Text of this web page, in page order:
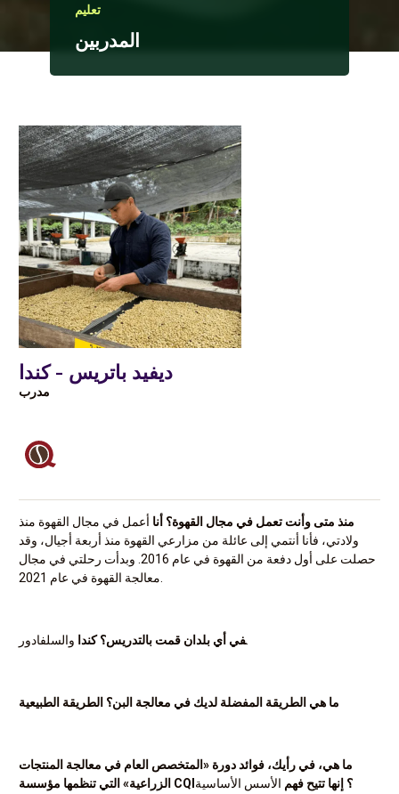
تعليم
المدربين
ديفيد باتريس - كندا
مدرب
منذ متى وأنت تعمل في مجال القهوة؟ أنا أعمل في مجال القهوة منذ
ولادتي، فأنا أنتمي إلى عائلة من مزارعي القهوة منذ أربعة أجيال، وقد
حصلت على أول دفعة من القهوة في عام 2016. وبدأت رحلتي في مجال
معالجة القهوة في عام 2021.
‍في أي بلدان قمت بالتدريس؟ كنداوالسلفادور.
ما هي الطريقة المفضلة لديك في معالجة البن؟ الطريقة الطبيعية
ما هي، في رأيك، فوائد دورة «المتخصص العام في معالجة المنتجات
الزراعية» التي تنظمها مؤسسة CQI؟ إنها تتيح فهم الأسس الأساسية